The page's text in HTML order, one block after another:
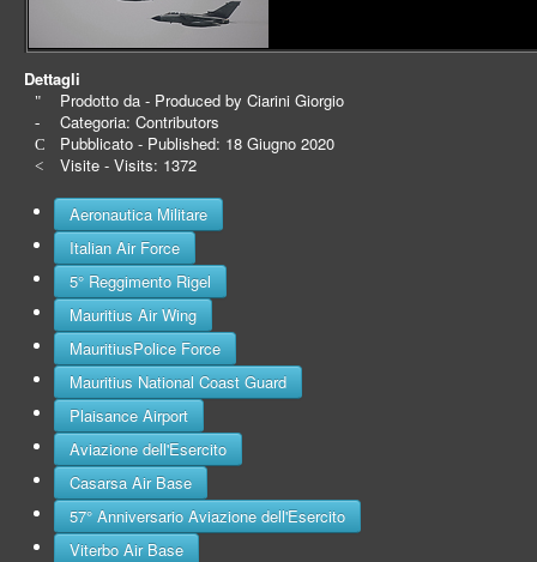
Dettagli
Prodotto da - Produced byCiarini Giorgio
Categoria:Contributors
Pubblicato - Published: 18 Giugno 2020
Visite - Visits: 1372
Aeronautica Militare
Italian Air Force
5° Reggimento Rigel
Mauritius Air Wing
MauritiusPolice Force
Mauritius National Coast Guard
Plaisance Airport
Aviazione dell'Esercito
Casarsa Air Base
57° Anniversario Aviazione dell'Esercito
Viterbo Air Base